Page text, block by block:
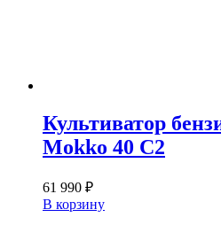
Культиватор
Mokko 40 C2
61 990 ₽
В корзину